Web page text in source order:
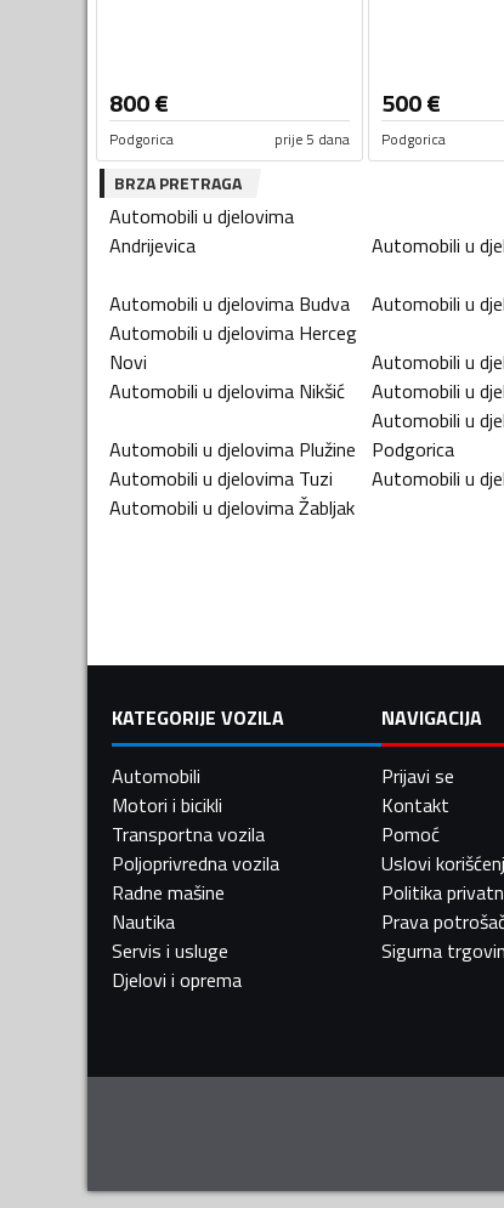
800€
Podgorica prije 5 dana
500€
Podgorica
BRZA PRETRAGA
Automobili u djelovima
Andrijevica
Automobili u
Automobili u djelovima Budva Automobili u
Automobili u djelovima Herceg
Novi
Automobili u
Automobili u djelovima Nikšić Automobili u
Automobili u djelovima Plužine
Automobili u
Podgorica
Automobili u djelovima Tuzi Automobili u
Automobili u djelovimaŽabljak
KATEGORIJE VOZILA
Automobili
Motori i bicikli
Transportna vozila
Poljoprivredna vozila
Radne mašine
Nautika
Servis i usluge
Djelovi i oprema
NAVIGACIJA
Prijavi se
Kontakt
Pomoć
Uslovi
Politika
Prava
Sigurna